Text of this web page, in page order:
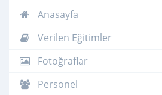
Anasayfa
Verilen Eğitimler
Fotoğraflar
Personel